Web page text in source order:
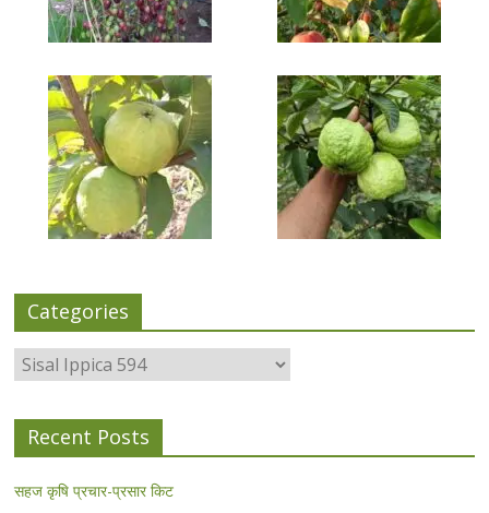
Categories
Categories
Recent Posts
सहज कृषि प्रचार-प्रसार किट